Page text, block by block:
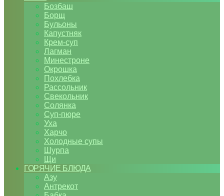
Бозбаш
Борщ
Бульоны
Капустняк
Крем-суп
Лагман
Минестроне
Окрошка
Похлебка
Рассольник
Свекольник
Солянка
Суп-пюре
Уха
Харчо
Холодные супы
Шурпа
Щи
ГОРЯЧИЕ БЛЮДА
Азу
Антрекот